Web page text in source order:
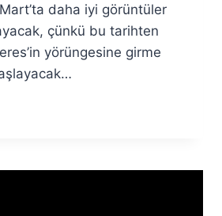
daha iyi görüntüler
çünkü bu tarihten
yörüngesine girme